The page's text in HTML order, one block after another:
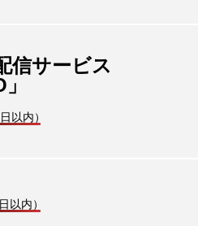
信サービス
以内）
以内）